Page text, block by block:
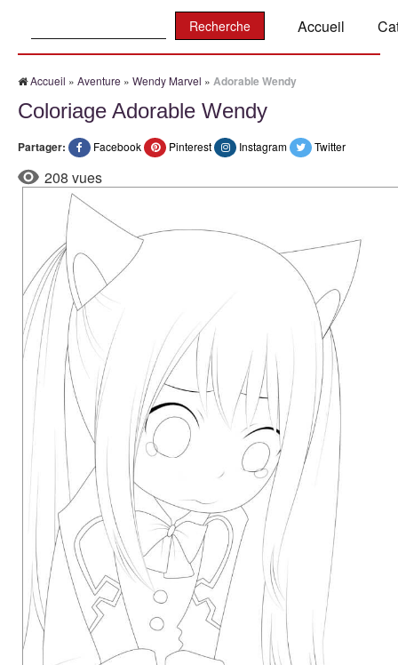
Accueil
Accueil » Aventure » Wendy Marvel » Adorable Wendy
Coloriage Adorable Wendy
Partager: Facebook Pinterest Instagram Twitter
208 vues